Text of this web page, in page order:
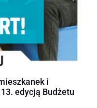
i
edycją Budżetu